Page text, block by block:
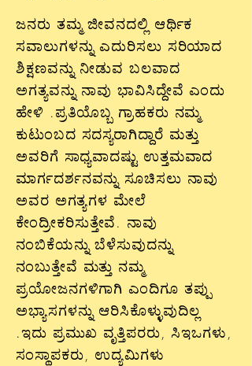
ಜನರು ತಮ್ಮ ಜೀವನದಲ್ಲಿ ಆರ್ಥಿಕ
ಸವಾಲುಗಳನ್ನು ಎದುರಿಸಲು ಸರಿಯಾದ
ಶಿಕ್ಷಣವನ್ನು ನೀಡುವ ಬಲವಾದ
ಅಗತ್ಯವನ್ನು ನಾವು ಭಾವಿಸಿದ್ದೇವೆ ಎಂದು
ಹೇಳಿ .ಪ್ರತಿಯೊಬ್ಬ ಗ್ರಾಹಕರು ನಮ್ಮ
ಕುಟುಂಬದ ಸದಸ್ಯರಾಗಿದ್ದಾರೆ ಮತ್ತು
ಅವರಿಗೆ ಸಾಧ್ಯವಾದಷ್ಟು ಉತ್ತಮವಾದ
ಮಾರ್ಗದರ್ಶನವನ್ನು ಸೂಚಿಸಲು ನಾವು
ಅವರ ಅಗತ್ಯಗಳ ಮೇಲೆ
ಕೇಂದ್ರೀಕರಿಸುತ್ತೇವೆ. ನಾವು
ನಂಬಿಕೆಯನ್ನು ಬೆಳೆಸುವುದನ್ನು
ನಂಬುತ್ತೇವೆ ಮತ್ತು ನಮ್ಮ
ಪ್ರಯೋಜನಗಳಿಗಾಗಿ ಎಂದಿಗೂ ತಪ್ಪು
ಅಭ್ಯಾಸಗಳನ್ನು ಆರಿಸಿಕೊಳ್ಳುವುದಿಲ್ಲ
.ಇದು ಪ್ರಮುಖ ವೃತ್ತಿಪರರು, ಸಿಇಒಗಳು,
ಸಂಸ್ಥಾಪಕರು, ಉದ್ಯಮಿಗಳು